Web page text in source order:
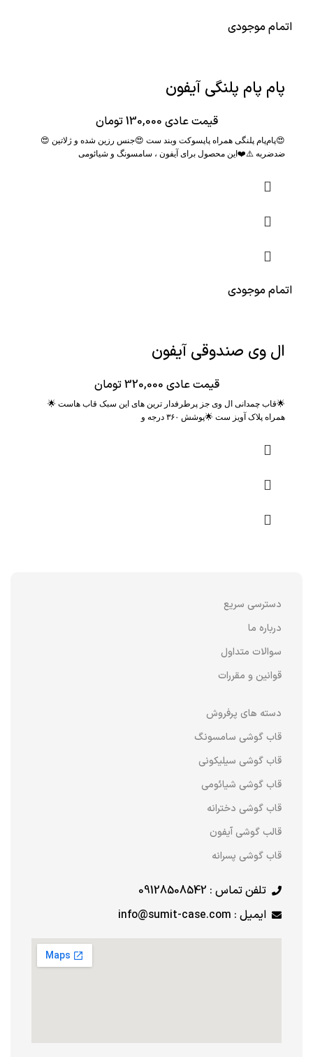
اتمام موجودی
پام پام پلنگی آیفون
قیمت عادی 130,000تومان
😍پام‌پام پلنگی همراه پاپسوکت وبند ست 😍جنس رزین شده و ژلاتین 😍
ضدضربه ⚠️❤️این محصول برای آیفون ، سامسونگ و شیائومی
اتمام موجودی
ال وی صندوقی آیفون
قیمت عادی 320,000تومان
🌟قاب چمدانی ال وی جز پرطرفدار ترین های این سبک قاب هاست 🌟
همراه پلاک آویز ست 🌟پوشش ۳۶۰ درجه و
دسترسی سریع
درباره ما
سوالات متداول
قوانین و مقررات
دسته های پرفروش
قاب گوشی سامسونگ
قاب گوشی سیلیکونی
قاب گوشی شیائومی
قاب گوشی دخترانه
قالب گوشی آیفون
قاب گوشی پسرانه
تلفن تماس : 09128508542
ایمیل : info@sumit-case.com